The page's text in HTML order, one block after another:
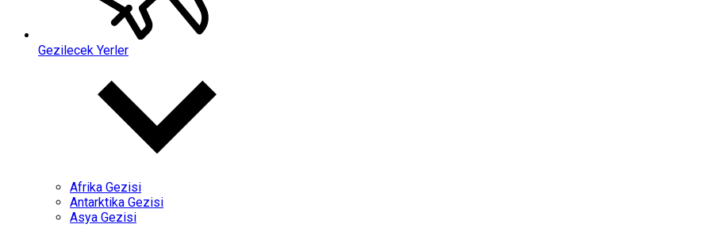
Gezilecek Yerler
Afrika Gezisi
Antarktika Gezisi
Asya Gezisi